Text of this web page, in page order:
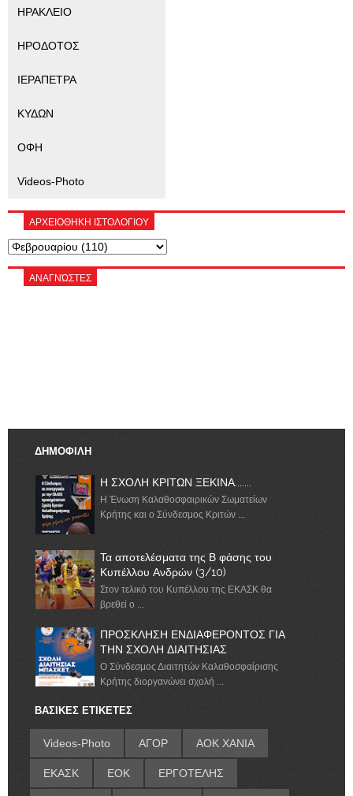
ΗΡΑΚΛΕΙΟ
ΗΡΟΔΟΤΟΣ
ΙΕΡΑΠΕΤΡΑ
ΚΥΔΩΝ
ΟΦΗ
Videos-Photo
ΑΡΧΕΙΟΘΗΚΗ ΙΣΤΟΛΟΓΙΟΥ
ΑΝΑΓΝΏΣΤΕΣ
ΔΗΜΟΦΙΛΗ
Η ΣΧΟΛΗ ΚΡΙΤΩΝ ΞΕΚΙΝΑ.......
Η Ένωση Καλαθοσφαιρικών Σωματείων
Κρήτης και ο Σύνδεσμος Κριτών ...
Τα αποτελέσματα της Β φάσης του
Κυπέλλου Ανδρών (3/10)
Στον τελικό του Κυπέλλου της ΕΚΑΣΚ θα
βρεθεί ο ...
ΠΡΟΣΚΛΗΣΗ ΕΝΔΙΑΦΕΡΟΝΤΟΣ ΓΙΑ
ΤΗΝ ΣΧΟΛΗ ΔΙΑΙΤΗΣΙΑΣ
Ο Σύνδεσμος Διαιτητών Καλαθοσφαίρισης
Κρήτης διοργανώνει σχολή ...
ΒΑΣΙΚΕΣ ΕΤΙΚΕΤΕΣ
Videos-Photo ΑΓΟΡ ΑΟΚ ΧΑΝΙΑ
ΕΚΑΣΚ ΕΟΚ ΕΡΓΟΤΕΛΗΣ